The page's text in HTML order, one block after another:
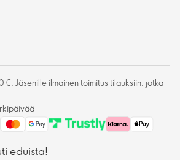
€. Jäsenille ilmainen toimitus tilauksiin, jotka
eduista!